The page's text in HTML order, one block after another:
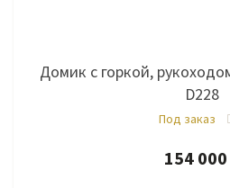
Домик с горкой,
D228
Под заказ
154 000